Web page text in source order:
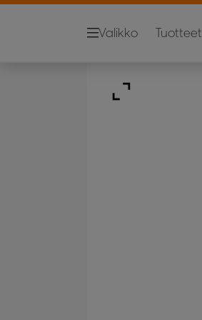
Valikko Tuotteet